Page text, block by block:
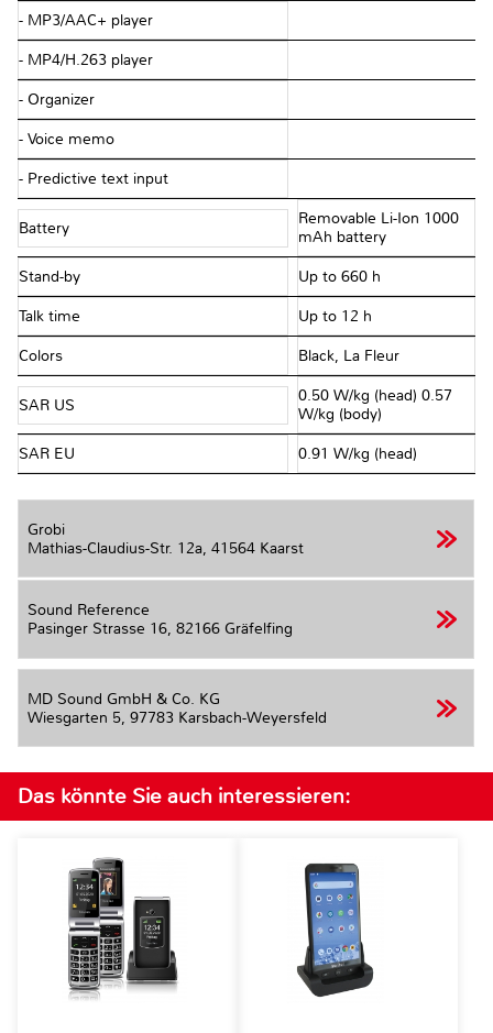
- MP3/AAC+ player
- MP4/H.263 player
- Organizer
- Voice memo
- Predictive text input
Battery
Removable Li-Ion 1000
mAh battery
Stand-by Up to 660 h
Talk time Up to 12 h
Colors Black, La Fleur
SAR US
0.50 W/kg (head) 0.57
W/kg (body)
SAR EU 0.91 W/kg (head)
Grobi
Mathias-Claudius-Str. 12a, 41564 Kaarst
Sound Reference
Pasinger Strasse 16, 82166 Gräfelfing
MD Sound GmbH & Co. KG
Wiesgarten 5, 97783 Karsbach-Weyersfeld
Das könnte Sie auch interessieren: